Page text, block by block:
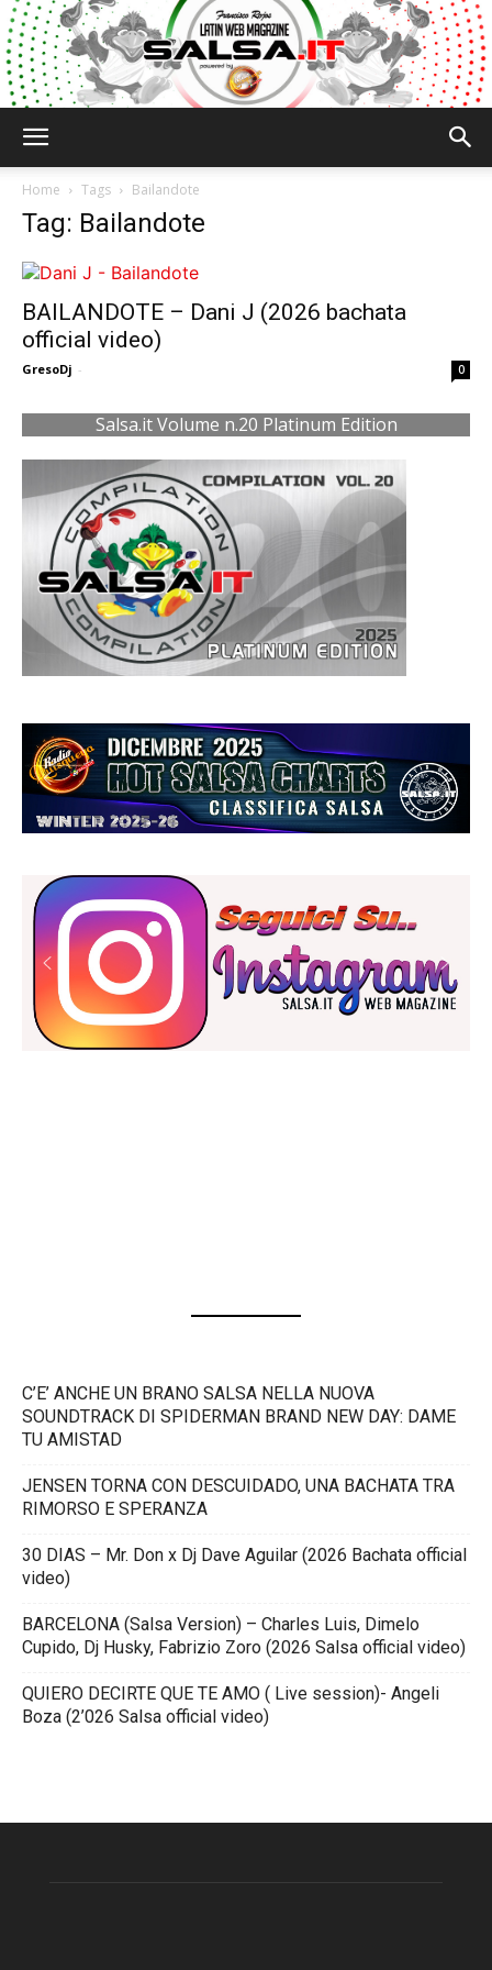
Home Tags Bailandote
Tag: Bailandote
BAILANDOTE – Dani J (2026 bachata
official video)
GresoDj - 0
Salsa.it Volume n.20 Platinum Edition
C’E’ ANCHE UN BRANO SALSA NELLA NUOVA
SOUNDTRACK DI SPIDERMAN BRAND NEW DAY: DAME
TU AMISTAD
JENSEN TORNA CON DESCUIDADO, UNA BACHATA TRA
RIMORSO E SPERANZA
30 DIAS – Mr. Don x Dj Dave Aguilar (2026 Bachata official
video)
BARCELONA (Salsa Version) – Charles Luis, Dimelo
Cupido, Dj Husky, Fabrizio Zoro (2026 Salsa official video)
QUIERO DECIRTE QUE TE AMO ( Live session)- Angeli
Boza (2’026 Salsa official video)